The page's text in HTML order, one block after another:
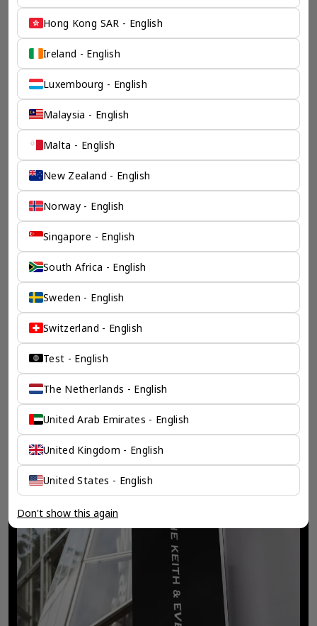
一个全服务咨询公司为您
保驾护航
奕资环球是您值得信赖的海外合作伙伴。我们是香港伦敦奕资
咨询有限公司的零售咨询部门，这是一家总部位于香港的全球
咨询机构，接触世界50个市场，约占全球GDP的72%。
凭借其战略优势，我们可以将客户与全球市场的机遇联系起
来，并为21个行业的客户提供服务。
了解香港伦敦奕资咨询有限公司 >
Hong Kong SAR - English
Ireland - English
Luxembourg - English
Malaysia - English
Malta - English
New Zealand - English
Norway - English
Singapore - English
South Africa - English
Sweden - English
Switzerland - English
Test - English
The Netherlands - English
United Arab Emirates - English
United Kingdom - English
United States - English
Don't show this again